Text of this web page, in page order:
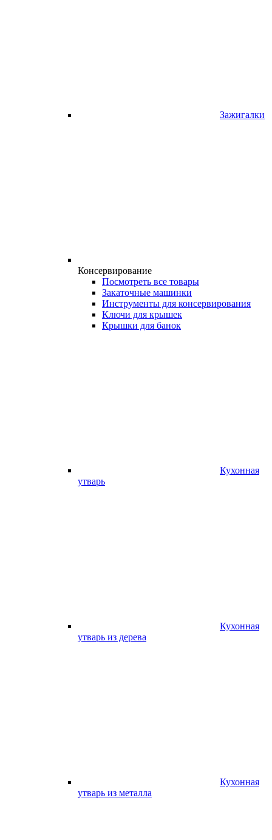
Зажигалки
Консервирование
Посмотреть все товары
Закаточные машинки
Инструменты для консервирования
Ключи для крышек
Крышки для банок
Кухонная
утварь
Кухонная
утварь из дерева
Кухонная
утварь из металла